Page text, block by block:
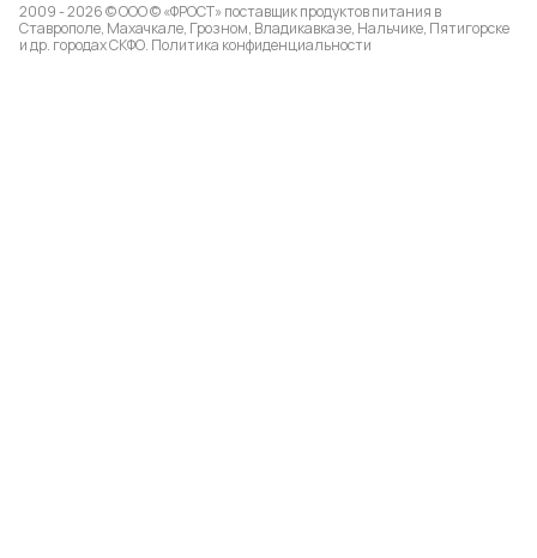
2009 - 2026 © ООО © «ФРОСТ» поставщик продуктов питания в
Ставрополе, Махачкале, Грозном, Владикавказе, Нальчике, Пятигорске
и др. городах СКФО. Политика конфиденциальности